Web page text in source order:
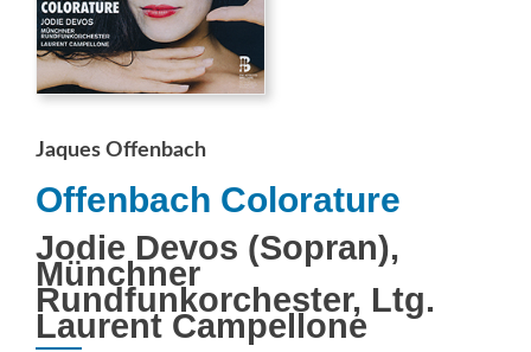
Jaques Offenbach
Offenbach Colorature
Jodie Devos (Sopran),
Münchner
Rundfunkorchester, Ltg.
Laurent Campellone